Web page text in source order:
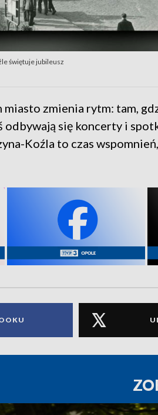
świętuje jubileusz
miasto zmienia rytm: tam,
odbywają się koncerty i
Koźla to czas